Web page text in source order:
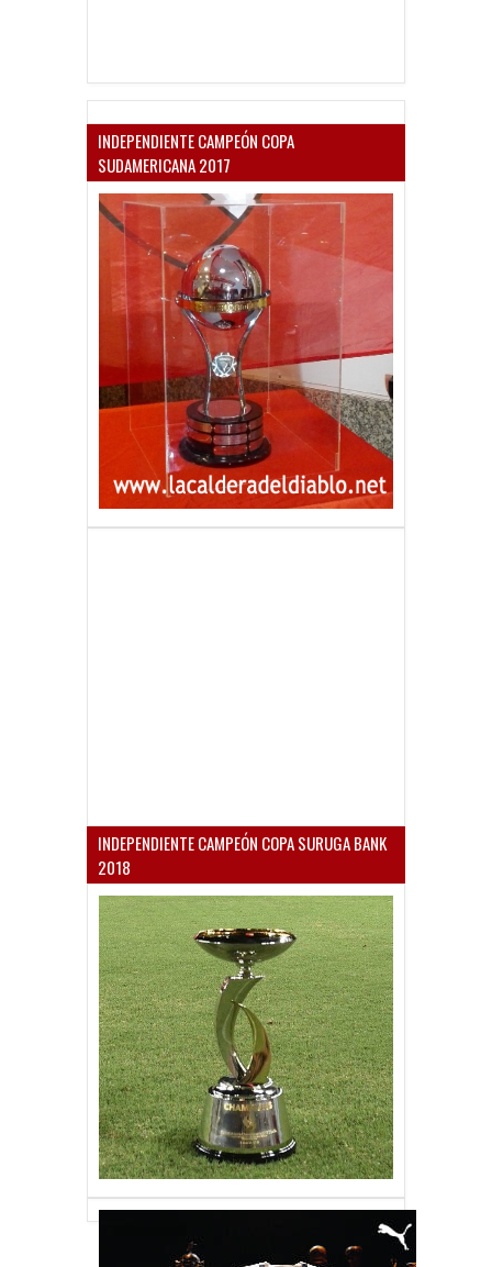
INDEPENDIENTE CAMPEÓN COPA
SUDAMERICANA 2017
INDEPENDIENTE CAMPEÓN COPA SURUGA BANK
2018